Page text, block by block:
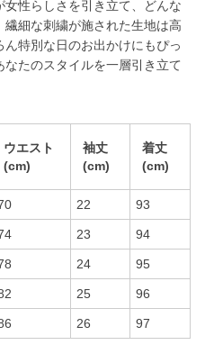
性らしさを引き立て、どんな
細な刺繍が施された生地は高
特別な日のお出かけにもぴっ
たのスタイルを一層引き立て
ウエスト
(cm)
袖丈
(cm)
着丈
(cm)
22 93
23 94
24 95
25 96
26 97